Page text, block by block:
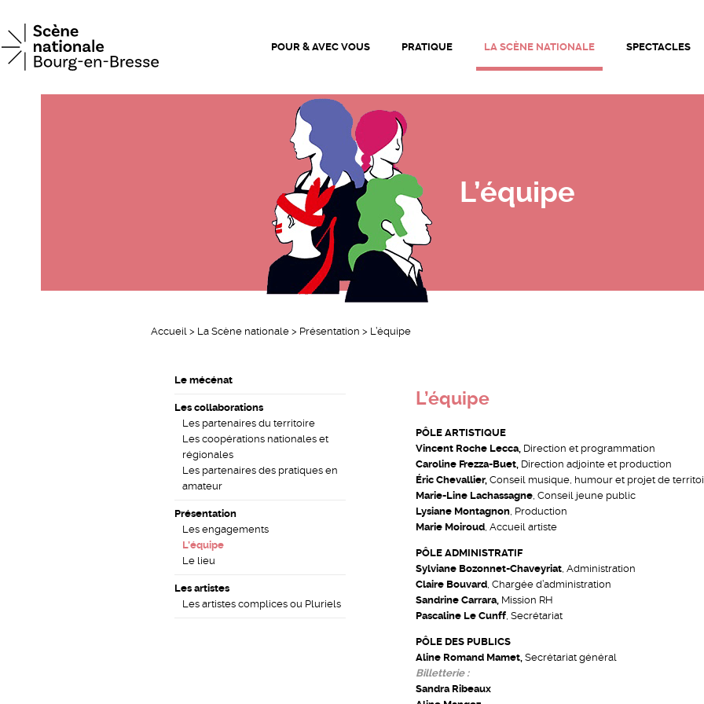
POUR & AVEC VOUS PRATIQUE LA SCÈNE NATIONALE SPECTACLES
L’équipe
Accueil > La Scène nationale > Présentation > L’équipe
Le mécénat
Les collaborations
Les partenaires du territoire
Les coopérations nationales et
régionales
Les partenaires des pratiques en
amateur
Présentation
Les engagements
L’équipe
Le lieu
Les artistes
Les artistes complices ou Pluriels
L’équipe
PÔLE ARTISTIQUE
Vincent Roche Lecca, Direction et programmation
Caroline Frezza-Buet, Direction adjointe et production
Éric Chevallier,Conseil musique, humour et projet de
Marie-Line Lachassagne , Conseil jeune public
Lysiane Montagnon , Production
Marie Moiroud , Accueil artiste
PÔLE ADMINISTRATIF
Sylviane Bozonnet-Chaveyriat , Administration
Claire Bouvard , Chargée d’administration
Sandrine Carrara, Mission RH
Pascaline Le Cunff , Secrétariat
PÔLE DES PUBLICS
Aline Romand Mamet,Secrétariat général
Billetterie :
Sandra Ribeaux